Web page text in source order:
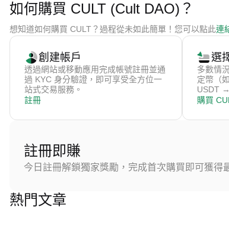
如何購買 CULT (Cult DAO)？
想知道如何購買 CULT？過程從未如此簡單！您可以點此連
創建帳戶
透過網站或移動應用完成帳號註冊並通
過 KYC 身分驗證，即可享受全方位一
站式交易服務。
註冊
選
多數情
定幣（
USDT
購買
註冊即賺
今日註冊解鎖獨家獎勵，完成首次購買即可獲得
熱門文章